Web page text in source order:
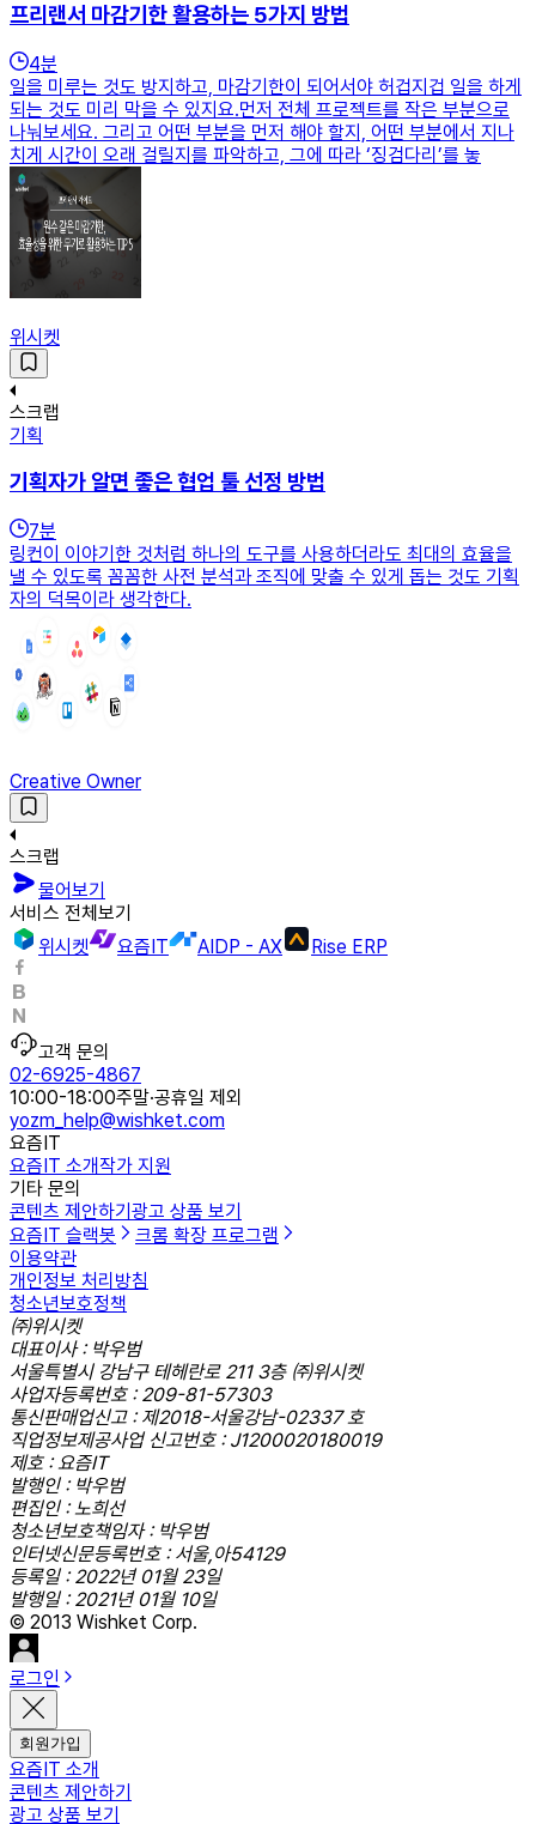
프리랜서 마감기한 활용하는 5가지 방법
4분
일을 미루는 것도 방지하고, 마감기한이 되어서야 허겁지겁 일을 하게
되는 것도 미리 막을 수 있지요.먼저 전체 프로젝트를 작은 부분으로
나눠보세요. 그리고 어떤 부분을 먼저 해야 할지, 어떤 부분에서 지나
치게 시간이 오래 걸릴지를 파악하고, 그에 따라 ‘징검다리’를 놓
위시켓
스크랩
기획
기획자가 알면 좋은 협업 툴 선정 방법
7분
링컨이 이야기한 것처럼 하나의 도구를 사용하더라도 최대의 효율을
낼 수 있도록 꼼꼼한 사전 분석과 조직에 맞출 수 있게 돕는 것도 기획
자의 덕목이라 생각한다.
Creative Owner
스크랩
물어보기
서비스 전체보기
위시켓
요즘IT AIDP - AX Rise ERP
고객 문의
02-6925-4867
10:00-18:00주말·공휴일 제외
yozm_help@wishket.com
요즘IT
요즘IT 소개작가 지원
기타 문의
콘텐츠 제안하기 광고 상품 보기
요즘IT 슬랙봇
크롬 확장 프로그램
이용약관
개인정보 처리방침
청소년보호정책
㈜위시켓
대표이사 : 박우범
서울특별시 강남구 테헤란로 211 3층 ㈜위시켓
사업자등록번호 : 209-81-57303
통신판매업신고 : 제2018-서울강남-02337 호
직업정보제공사업 신고번호 : J1200020180019
제호 : 요즘IT
발행인 : 박우범
편집인 : 노희선
청소년보호책임자 : 박우범
인터넷신문등록번호 : 서울,아54129
등록일 : 2022년 01월 23일
발행일 : 2021년 01월 10일
© 2013 Wishket Corp.
로그인
회원가입
요즘IT 소개
콘텐츠 제안하기
광고 상품 보기